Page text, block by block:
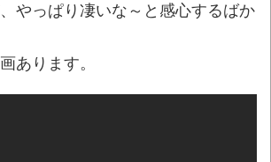
コンの雑誌掲載プログラムリス
だゲームプレイ動画で当時が懐か
「地面師に55億円騙し取られ
やっぱり凄いな～と感心するばか
あります。